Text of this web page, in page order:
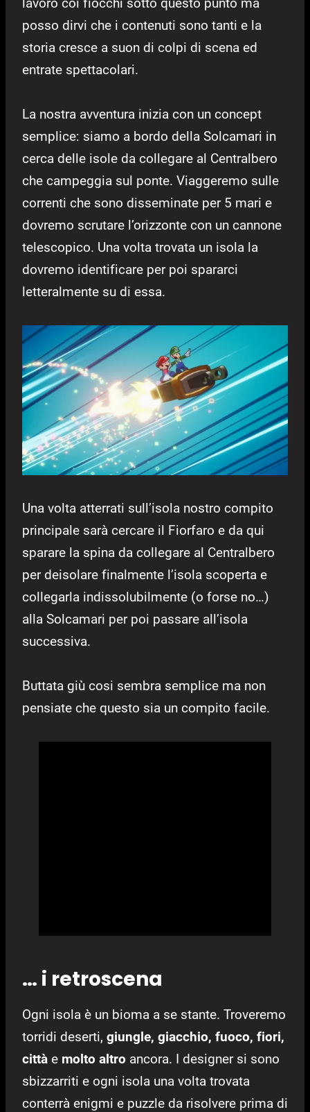
posso dirvi che i contenuti sono tanti e la
storia cresce a suon di colpi di scena ed
entrate spettacolari.
La nostra avventura inizia con un concept
semplice: siamo a bordo della Solcamari in
cerca delle isole da collegare al Centralbero
che campeggia sul ponte. Viaggeremo sulle
correnti che sono disseminate per 5 mari e
dovremo scrutare l’orizzonte con un cannone
telescopico. Una volta trovata un isola la
dovremo identificare per poi spararci
letteralmente su di essa.
Una volta atterrati sull’isola nostro compito
principale sarà cercare il Fiorfaro e da qui
sparare la spina da collegare al Centralbero
per deisolare finalmente l’isola scoperta e
collegarla indissolubilmente (o forse no…)
alla Solcamari per poi passare all’isola
successiva.
Buttata giù cosi sembra semplice ma non
pensiate che questo sia un compito facile.
… i retroscena
Ogni isola è un bioma a se stante. Troveremo
torridi deserti, giungle, giacchio, fuoco, fiori,
città e molto altro ancora. I designer si sono
sbizzarriti e ogni isola una volta trovata
conterrà enigmi e puzzle da risolvere prima di